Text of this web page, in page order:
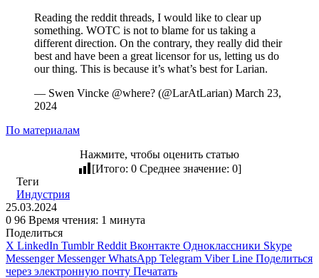
Reading the reddit threads, I would like to clear up
something. WOTC is not to blame for us taking a
different direction. On the contrary, they really did their
best and have been a great licensor for us, letting us do
our thing. This is because it’s what’s best for Larian.
— Swen Vincke @where? (@LarAtLarian) March 23,
2024
По материалам
Нажмите, чтобы оценить статью
[Итого: 0 Среднее значение: 0]
Теги
Индустрия
25.03.2024
0 96 Время чтения: 1 минута
Поделиться
X LinkedIn Tumblr Reddit Вконтакте Одноклассники Skype
Messenger Messenger WhatsApp Telegram Viber Line Поделиться
через электронную почту Печатать